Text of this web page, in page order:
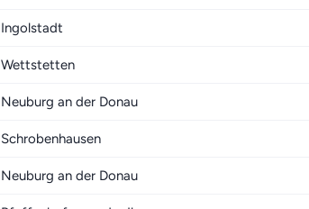
Ingolstadt
Wettstetten
Neuburg an der Donau
Schrobenhausen
Neuburg an der Donau